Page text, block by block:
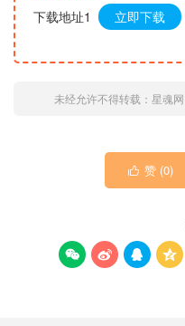
下载地址1 立即下载
未经允许不得转载： 星魂网
 赞 (0)
   